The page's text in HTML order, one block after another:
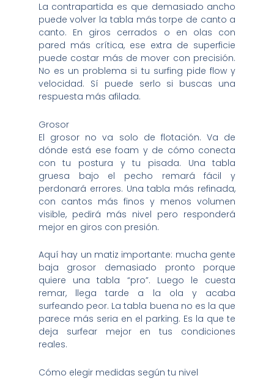
La contrapartida es que demasiado ancho
puede volver la tabla más torpe de canto a
canto. En giros cerrados o en olas con
pared más crítica, ese extra de superficie
puede costar más de mover con precisión.
No es un problema si tu surfing pide flow y
velocidad. Sí puede serlo si buscas una
respuesta más afilada.
Grosor
El grosor no va solo de flotación. Va de
dónde está ese foam y de cómo conecta
con tu postura y tu pisada. Una tabla
gruesa bajo el pecho remará fácil y
perdonará errores. Una tabla más refinada,
con cantos más finos y menos volumen
visible, pedirá más nivel pero responderá
mejor en giros con presión.
Aquí hay un matiz importante: mucha gente
baja grosor demasiado pronto porque
quiere una tabla “pro”. Luego le cuesta
remar, llega tarde a la ola y acaba
surfeando peor. La tabla buena no es la que
parece más seria en el parking. Es la que te
deja surfear mejor en tus condiciones
reales.
Cómo elegir medidas según tu nivel